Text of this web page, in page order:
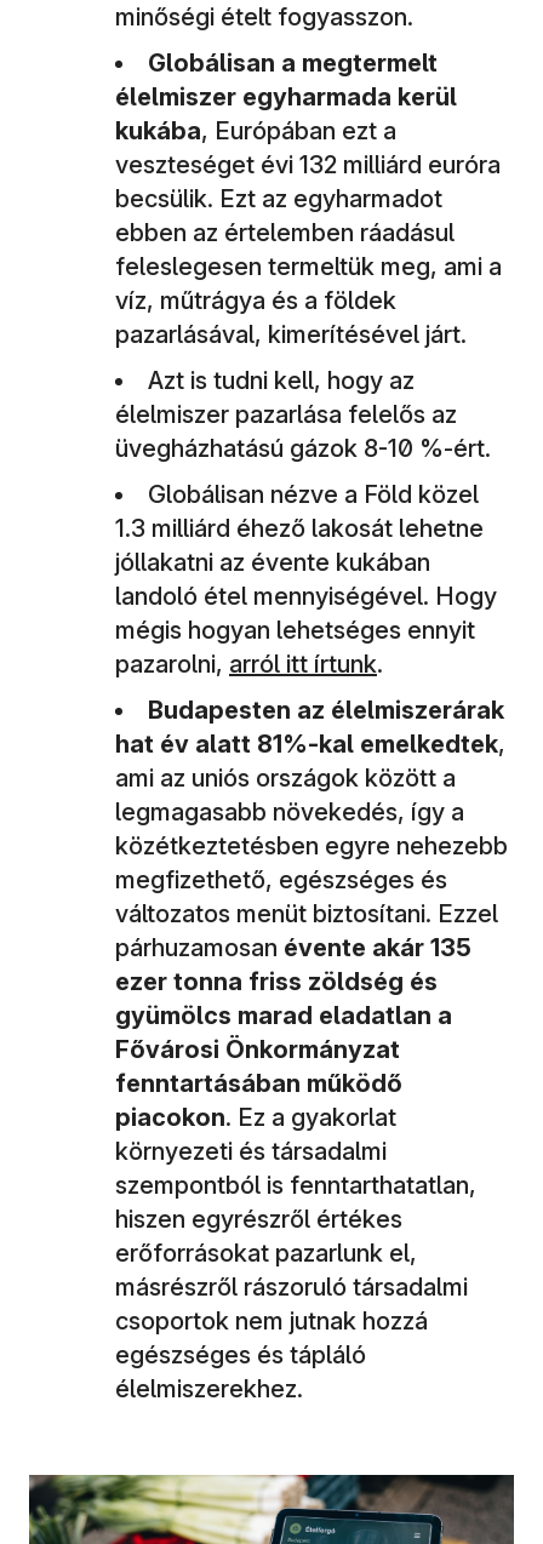
minőségi ételt fogyasszon.
Globálisan a megtermelt
élelmiszer egyharmada kerül
kukába, Európában ezt a
veszteséget évi 132 milliárd euróra
becsülik. Ezt az egyharmadot
ebben az értelemben ráadásul
feleslegesen termeltük meg, ami a
víz, műtrágya és a földek
pazarlásával, kimerítésével járt.
Azt is tudni kell, hogy az
élelmiszer pazarlása felelős az
üvegházhatású gázok 8-10 %-ért.
Globálisan nézve a Föld közel
1.3 milliárd éhező lakosát lehetne
jóllakatni az évente kukában
landoló étel mennyiségével. Hogy
mégis hogyan lehetséges ennyit
pazarolni, arról itt írtunk.
Budapesten az élelmiszerárak
hat év alatt 81%-kal emelkedtek,
ami az uniós országok között a
legmagasabb növekedés, így a
közétkeztetésben egyre nehezebb
megfizethető, egészséges és
változatos menüt biztosítani. Ezzel
párhuzamosan évente akár 135
ezer tonna friss zöldség és
gyümölcs marad eladatlan a
Fővárosi Önkormányzat
fenntartásában működő
piacokon. Ez a gyakorlat
környezeti és társadalmi
szempontból is fenntarthatatlan,
hiszen egyrészről értékes
erőforrásokat pazarlunk el,
másrészről rászoruló társadalmi
csoportok nem jutnak hozzá
egészséges és tápláló
élelmiszerekhez.